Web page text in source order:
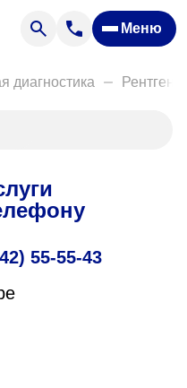
Меню
диагностика
55-55-43